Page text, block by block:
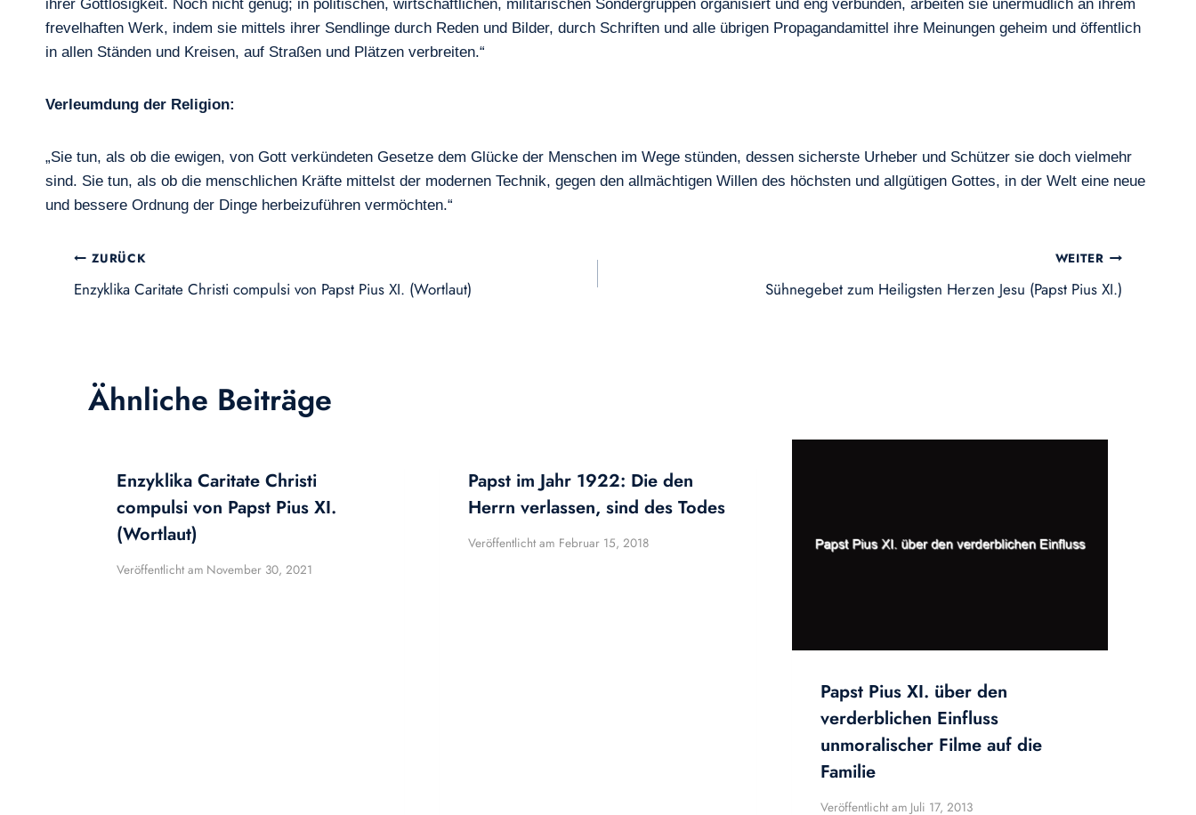
ihrer Gottlosigkeit. Noch nicht genug; in politischen, wirtschaftlichen, militärischen Sondergruppen organisiert und eng verbunden, arbeiten sie unermüdlich an ihrem
frevelhaften Werk, indem sie mittels ihrer Sendlinge durch Reden und Bilder, durch Schriften und alle übrigen Propagandamittel ihre Meinungen geheim und öffentlich
in allen Ständen und Kreisen, auf Straßen und Plätzen verbreiten.“
Verleumdung der Religion:
„Sie tun, als ob die ewigen, von Gott verkündeten Gesetze dem Glücke der Menschen im Wege stünden, dessen sicherste Urheber und Schützer sie doch vielmehr
sind. Sie tun, als ob die menschlichen Kräfte mittelst der modernen Technik, gegen den allmächtigen Willen des höchsten und allgütigen Gottes, in der Welt eine neue
und bessere Ordnung der Dinge herbeizuführen vermöchten.“
Beitragsnavigation
ZURÜCK
Enzyklika Caritate Christi compulsi von Papst Pius XI. (Wortlaut)
WEITER
Sühnegebet zum Heiligsten Herzen Jesu (Papst Pius XI.)
Ähnliche Beiträge
Enzyklika Caritate Christi
compulsi von Papst Pius XI.
(Wortlaut)
Veröffentlicht am November 30, 2021
Papst im Jahr 1922: Die den
Herrn verlassen, sind des Todes
Veröffentlicht am Februar 15, 2018
Papst Pius XI. über den
verderblichen Einfluss
unmoralischer Filme auf die
Familie
Veröffentlicht am Juli 17, 2013